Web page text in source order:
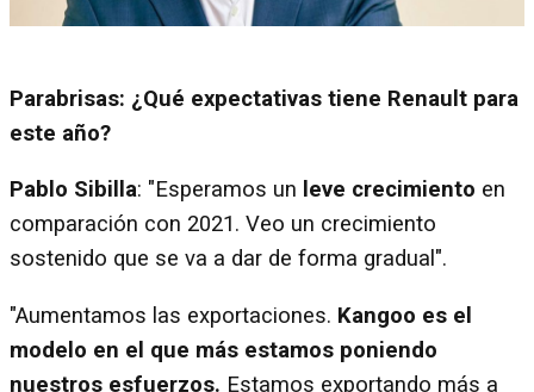
Parabrisas: ¿Qué expectativas tiene Renault para
este año?
Pablo Sibilla: "Esperamos un leve crecimiento en
comparación con 2021. Veo un crecimiento
sostenido que se va a dar de forma gradual".
"Aumentamos las exportaciones. Kangoo es el
modelo en el que más estamos poniendo
nuestros esfuerzos. Estamos exportando más a